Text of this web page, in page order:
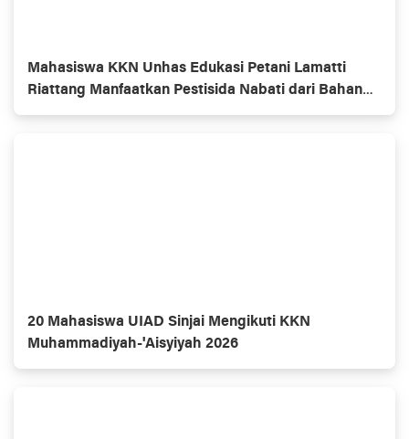
Mahasiswa KKN Unhas Edukasi Petani Lamatti
Riattang Manfaatkan Pestisida Nabati dari Bahan
Alami
20 Mahasiswa UIAD Sinjai Mengikuti KKN
Muhammadiyah-'Aisyiyah 2026